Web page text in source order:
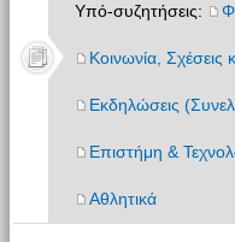
Υπό-συζητήσεις:
Κοινωνία, Σχέσεις
Εκδηλώσεις
Επιστήμη &
Αθλητικά